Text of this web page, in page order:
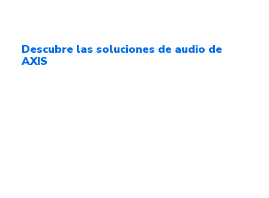
Descubre las soluciones de audio de
AXIS